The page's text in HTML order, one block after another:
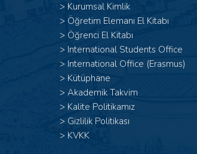
> Kurumsal Kimlik
> Öğretim Elemanı El Kitabı
> Öğrenci El Kitabı
> International Students Office
> International Office (Erasmus)
> Kütüphane
> Akademik Takvim
> Kalite Politikamız
> Gizlilik Politikası
> KVKK